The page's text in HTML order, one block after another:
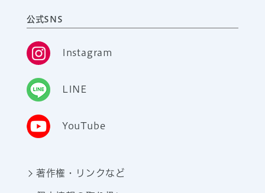
公式SNS
Instagram
LINE
YouTube
著作権・リンクなど